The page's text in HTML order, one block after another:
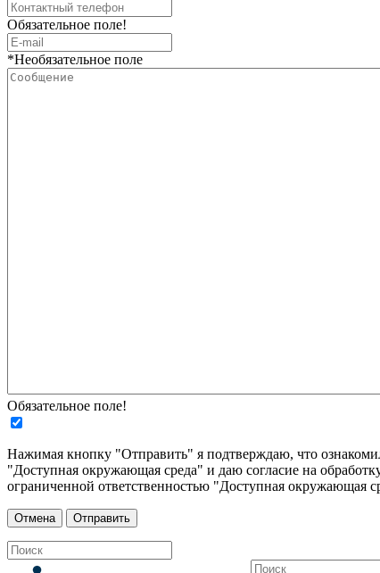
Обязательное поле!
*Необязательное поле
Обязательное поле!
Нажимая кнопку "Отправить" я подтверждаю, что
"Доступная окружающая среда" и даю согласие на
ограниченной ответственностью "Доступная окружающая